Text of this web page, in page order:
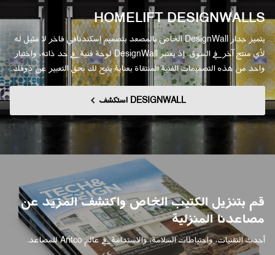
HOMELIFT DESIGNWALLS
يتميز جدار DesignWall الخاص بالمصعد بتصميم إسكندنافي فاخر لا مثيل له
لأي منتج آخر في السوق. إذ يعتبر DesignWall لوحة فنية في حد ذاته، واختيار
واحد من هذه التصميمات الفنية المنتقاة بعناية يتيح لك بحق التعبير عن ذوقك.
DESIGNWALL استكشف
قم بتنزيل الكتيب الخاص واكتشف المزيد عن
مصاعدنا المنزلية
أحدث التقنيات، واحتياطات السلامة، والاستدامة في عالم Aritco للمصاعد.